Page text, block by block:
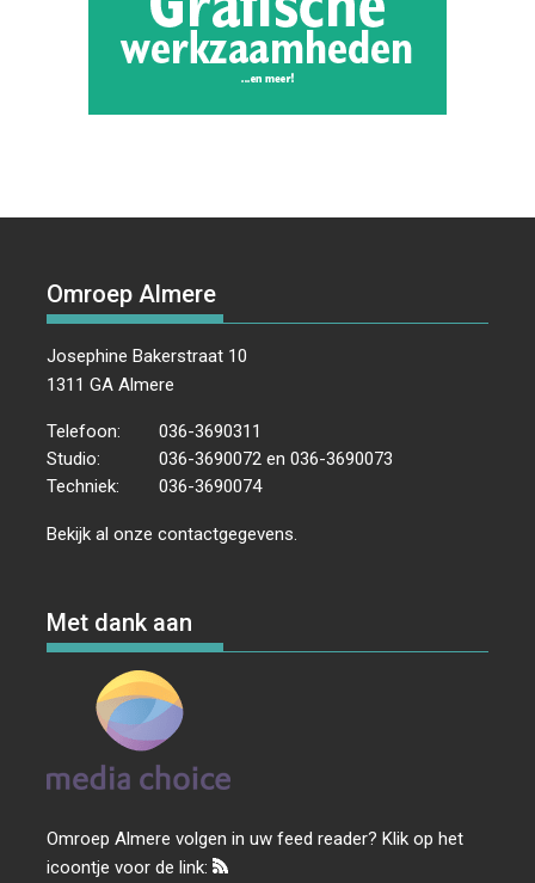
Omroep Almere
Josephine Bakerstraat 10
1311 GA Almere
Telefoon:
036-3690311
Studio:
036-3690072 en 036-3690073
Techniek:
036-3690074
Bekijk al onzecontactgegevens.
Met dank aan
Omroep Almere volgen in uw feed reader? Klik op het
icoontje voor de link: